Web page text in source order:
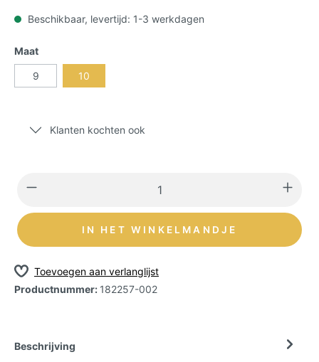
Beschikbaar, levertijd: 1-3 werkdagen
Maat
9 10
Klanten kochten ook
IN HET WINKELMANDJE
Toevoegen aan verlanglijst
Productnummer: 182257-002
Beschrijving